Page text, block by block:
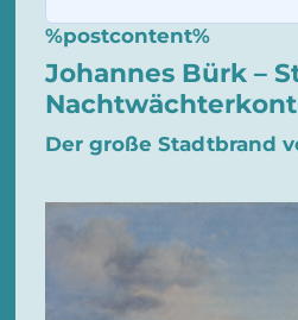
%postcontent%
Johannes Bürk –
Der große Stadtbrand